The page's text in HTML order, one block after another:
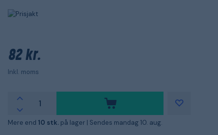
82 kr.
Inkl. moms
Mere end 10 stk. på lager | Sendes mandag 10. aug.